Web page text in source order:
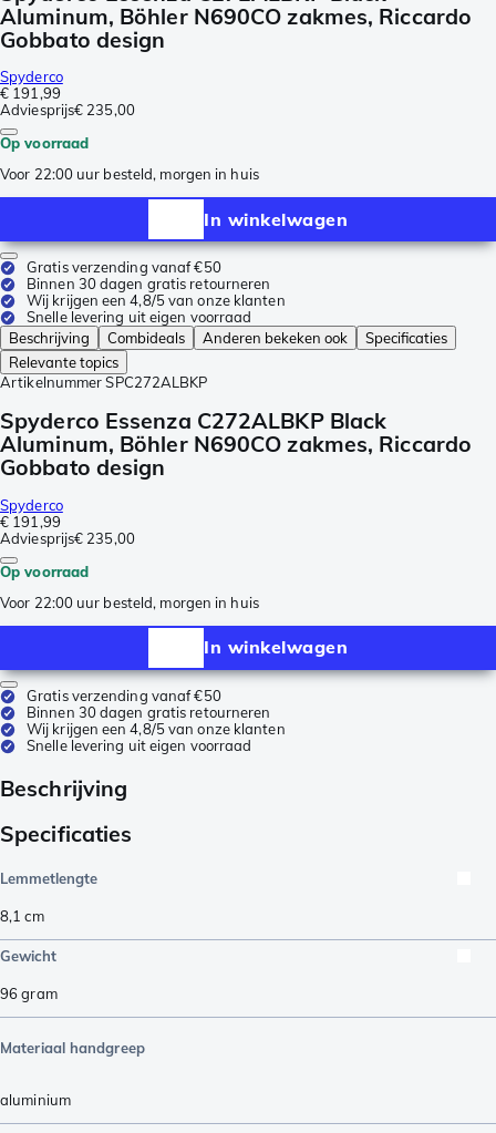
Aluminum, Böhler N690CO zakmes, Riccardo
Gobbato design
Spyderco
€ 191,99
Adviesprijs€ 235,00
Op voorraad
Voor 22:00 uur besteld, morgen in huis
In winkelwagen
Gratis verzending vanaf €50
Binnen 30 dagen gratis retourneren
Wij krijgen een 4,8/5 van onze klanten
Snelle levering uit eigen voorraad
Beschrijving
Combideals Anderen bekeken ook
Specificaties
Relevante topics
Artikelnummer SPC272ALBKP
Spyderco Essenza C272ALBKP Black
Aluminum, Böhler N690CO zakmes, Riccardo
Gobbato design
Spyderco
€ 191,99
Adviesprijs€ 235,00
Op voorraad
Voor 22:00 uur besteld, morgen in huis
In winkelwagen
Gratis verzending vanaf €50
Binnen 30 dagen gratis retourneren
Wij krijgen een 4,8/5 van onze klanten
Snelle levering uit eigen voorraad
Beschrijving
Specificaties
Lemmetlengte
8,1 cm
Gewicht
96gram
Materiaal handgreep
aluminium